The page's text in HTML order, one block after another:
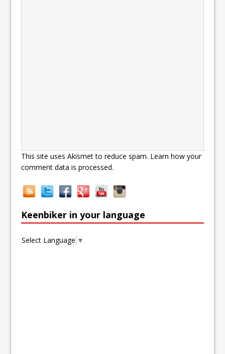
This site uses Akismet to reduce spam. Learn how your
comment data is processed.
Keenbiker in your language
Select Language ▼